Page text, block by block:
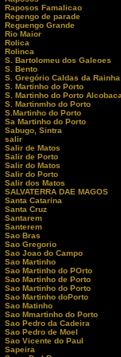
Raposos Famalicao
Regengo de parade
Reguengo Grande
Rio Maior
Rolica
Rolinca
S. Bartolomeu dos Galeoes
S. Bento
S. Gregório Caldas da Rainha
S. Martinho do Porto
S. Martinho do Porto
S. Martinmho do Porto
S.Martinho do Porto
Sa Martinho do Porto
Sabugo, Sintra
salir
Salir de Matos
Salir de Porto
Salir do Matos
Salir do Porto
Salir dos Matos
SALVATERRA DAE MAGOS
Santa Catarina
Santa Cruz
Santarem
Santerem
Sao Bras
Sao Gregorio
Sao Joao do Campo
Sao Martinho
Sao Martinho do POrto
Sao Martinho de Porto
Sao Martinho do Porto
Sao Martinho doPorto
Sao Matinho
Sao Mmartinho do Porto
Sao Pedro da Cadeira
Sao Pedro de Moel
Sao Vicente do Paul
Sapeira